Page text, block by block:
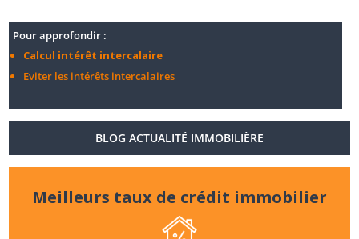
Pour approfondir :
Calcul intérêt intercalaire
Eviter les intérêts intercalaires
BLOG ACTUALITÉ IMMOBILIÈRE
Meilleurs taux de crédit immobilier